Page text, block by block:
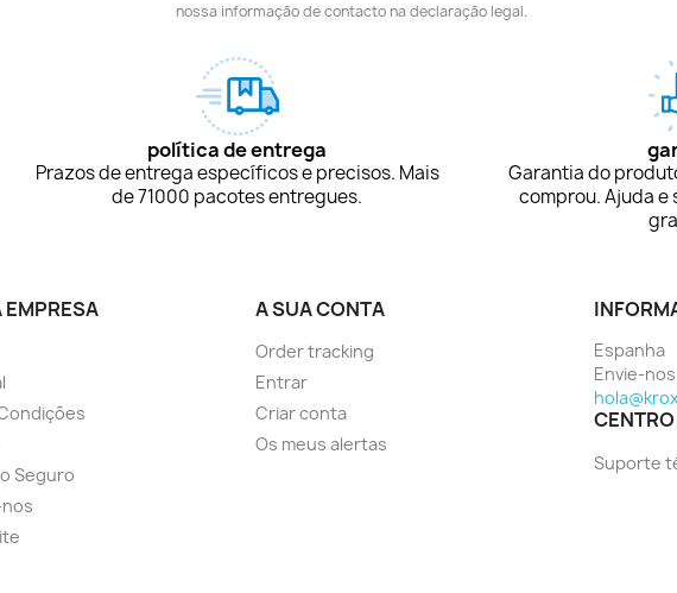
nossa informação de contacto na declaração legal.
política de entrega
Prazos de entrega específicos e precisos. Mais
de 71000 pacotes entregues.
Garantia do
comprou. Ajuda
Seguro
A SUA CONTA
Order tracking
Entrar
Criar conta
Os meus alertas
Espanha
Envie-
Suporte